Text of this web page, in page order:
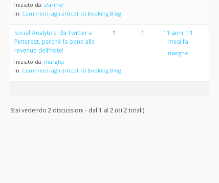
Iniziato da: sfarinel
in: Commenti agli articoli di Booking Blog
Social Analytics: da Twitter a
Pinterest, perché fa bene alle
revenue dell’hotel
Iniziato da: marghe
in: Commenti agli articoli di Booking Blog
1 1
11 anni, 11
mesi fa
marghe
Stai vedendo 2 discussioni - dal 1 al 2 (di 2 totali)